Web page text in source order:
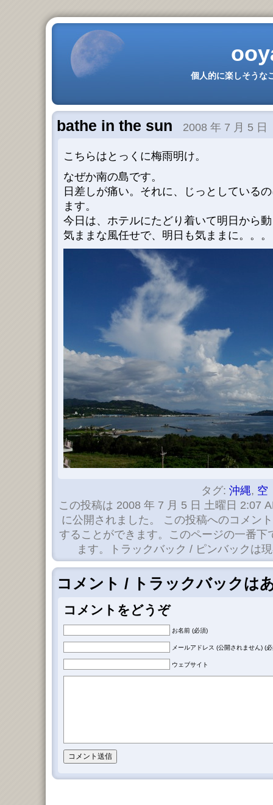
個人的に楽しそうな
bathe in the sun 2008 年 7 月 5 日
こちらはとっくに梅雨明け。
なぜか南の島です。
日差しが痛い。それに、じっとしている
ます。
今日は、ホテルにたどり着いて明日から
気ままな風任せで、明日も気ままに。。。
タグ: 沖縄, 空
この投稿は 2008 年 7 月 5 日 土曜日 2:07
に公開されました。 この投稿へのコメン
することができます。このページの一番下
ます。トラックバック / ピンバックは
コメント / トラックバックは
コメントをどうぞ
お名前 (必須)
メールアドレス (公開されません) (
ウェブサイト